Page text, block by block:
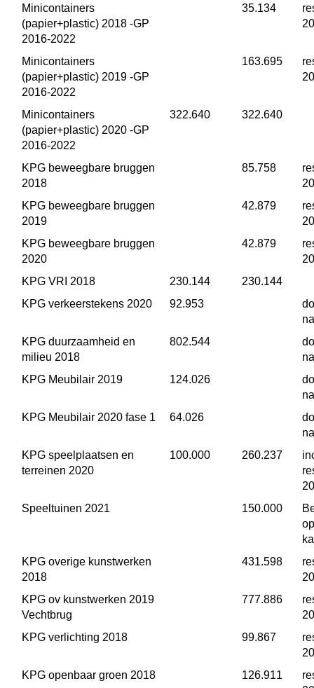
Minicontainers
(papier+plastic) 2018 -GP
2016-2022
35.134
Minicontainers
(papier+plastic) 2019 -GP
2016-2022
163.695
Minicontainers
(papier+plastic) 2020 -GP
2016-2022
322.640 322.640
KPG beweegbare bruggen
2018
85.758
KPG beweegbare bruggen
2019
42.879
KPG beweegbare bruggen
2020
42.879
KPG VRI 2018
230.144
230.144
KPG verkeerstekens 2020
92.953
KPG duurzaamheid en
milieu 2018
802.544
KPG Meubilair 2019
124.026
KPG Meubilair 2020 fase 1
64.026
KPG speelplaatsen en
terreinen 2020
100.000 260.237
Speeltuinen 2021
150.000
KPG overige kunstwerken
2018
431.598
KPG ov kunstwerken 2019
Vechtbrug
777.886
KPG verlichting 2018
99.867
KPG openbaar groen 2018
126.911